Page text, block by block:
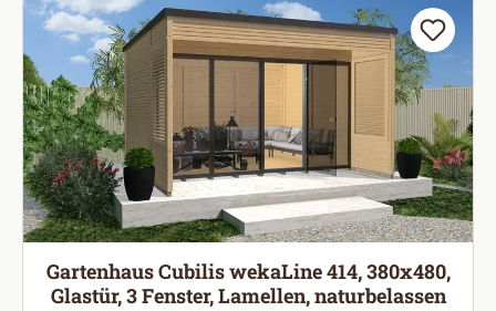
Gartenhaus Cubilis wekaLine 414, 380x480,
Glastür, 3 Fenster, Lamellen, naturbelassen